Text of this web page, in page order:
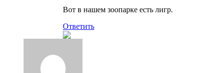
Вот в нашем зоопарке есть лигр.
Ответить